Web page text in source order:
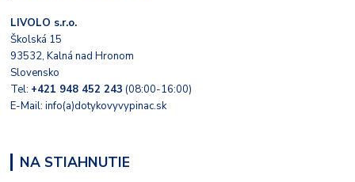
LIVOLO s.r.o.
Školská 15
93532, Kalná nad Hronom
Slovensko
Tel: +421 948 452 243 (08:00-16:00)
E-Mail: info(a)dotykovyvypinac.sk
NA STIAHNUTIE